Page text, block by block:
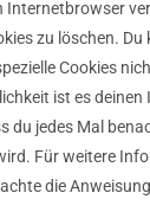
Internetbrowser
zu löschen.
Cookies
ist es
du jedes Mal
Für weitere
die